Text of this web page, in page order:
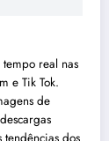
real nas
e Tik Tok.
de